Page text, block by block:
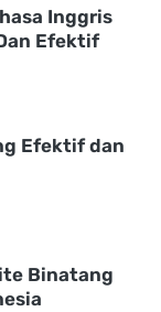
Inggris
Efektif
Efektif dan
Binatang